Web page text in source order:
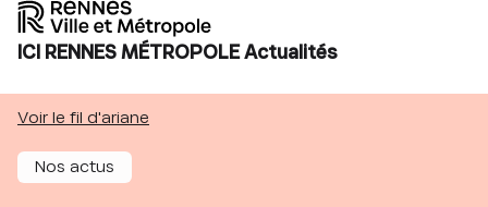
ICI RENNES MÉTROPOLE Actualités
Voir le fil d'ariane
Nos actus